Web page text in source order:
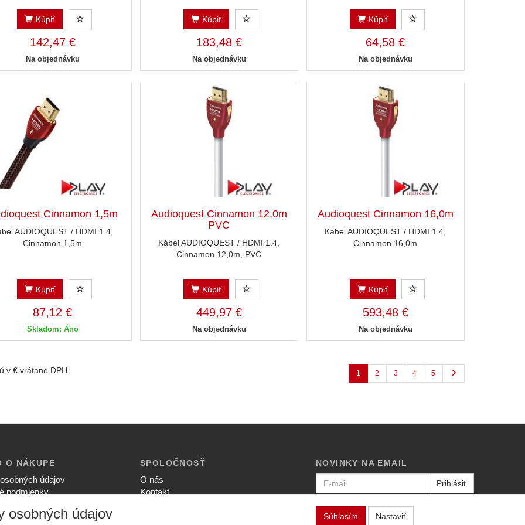
Kúpiť
142,47 €
Na objednávku
Kúpiť
183,48 €
Na objednávku
Kúpiť
64,58 €
Na objednávku
Cinnamon 1,5m
AUDIOQUEST / HDMI 1.4,
Cinnamon 1,5m
Kúpiť
87,12 €
Skladom: Áno
Audioquest Cinnamon 12,0m
PVC
Kábel AUDIOQUEST / HDMI 1.4,
Cinnamon 12,0m, PVC
Kúpiť
449,97 €
Na objednávku
Audioquest Cinnamon 16,0m
Kábel AUDIOQUEST / HDMI 1.4,
Cinnamon 16,0m
Kúpiť
593,48 €
Na objednávku
v € vrátane DPH 1 2 3 4 5
O NÁKUPE
údajov
podmienky
SPOLOČNOSŤ
O nás
Kontakt
NOVINKY NA EMAIL
Prihlásiť
osobných údajov Súhlasím Nastaviť